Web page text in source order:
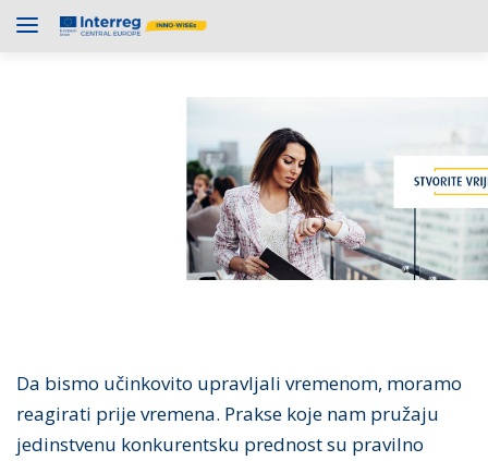
Da bismo učinkovito upravljali vremenom, moramo
reagirati prije vremena. Prakse koje nam pružaju
jedinstvenu konkurentsku prednost su pravilno